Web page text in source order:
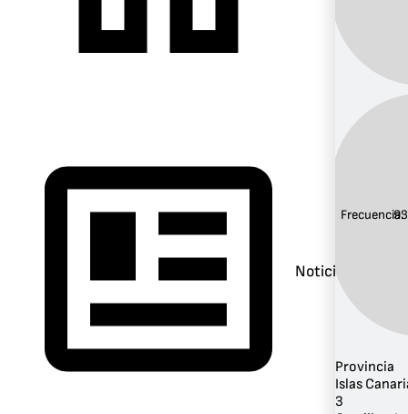
Noticias
Frecuencia:
Provincia
Islas
3